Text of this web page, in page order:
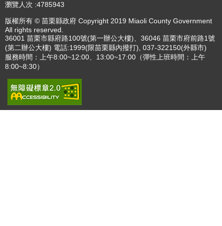
瀏覽人次 4785943
版權所有 © 苗栗縣政府 Copyright 2019 Miaoli County Government
All rights reserved.
36001 苗栗市縣府路100號(第一辦公大樓)、36046 苗栗市府前路1號
(第二辦公大樓) 電話:1999(限苗栗縣內撥打), 037-322150(外縣市)
服務時間：上午8:00~12:00、13:00~17:00（彈性上班時間：上午
8:00~8:30）